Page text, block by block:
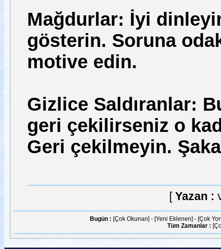
Mağdurlar: İyi
gösterin. Soruna
motive edin.
Gizlice Saldıranlar:
geri çekilirseniz o
Geri çekilmeyin.
[Yazan :
Bugün : [Çok Okunan] - [Yeni Eklenen] - [Çok
Tüm Zamanlar :